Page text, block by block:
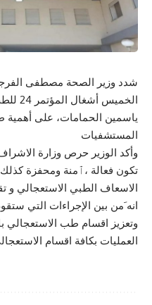
شدد وزير الصحة مصطفى
ياسمين الحمامات، على أهمية
المستشفيات
وأكد الوزير حرص وزارة
تكون فعالة ،ٱمنة ومحفزة
الاسعاف الطبي الاستعجالي و
انه َمن بين الإجراءات التي
وتعزيز اقسام طب الاستعجالي
العمليات بكافة اقسام